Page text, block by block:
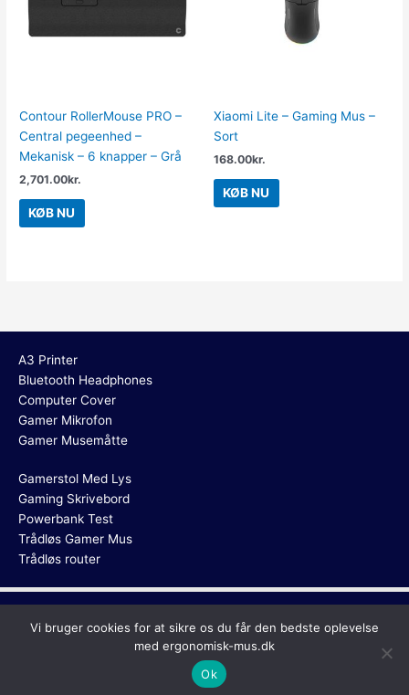
Contour RollerMouse PRO –
Central pegeenhed –
Mekanisk – 6 knapper – Grå
2,701.00kr.
KØB NU
Xiaomi Lite – Gaming Mus –
Sort
168.00kr.
KØB NU
A3 Printer
Bluetooth Headphones
Computer Cover
Gamer Mikrofon
Gamer Musemåtte
Gamerstol Med Lys
Gaming Skrivebord
Powerbank Test
Trådløs Gamer Mus
Trådløs router
Copyright © 2026 Ergonomisk Mus
Vi bruger cookies for at sikre os du får den bedste oplevelse
med ergonomisk-mus.dk
Ok